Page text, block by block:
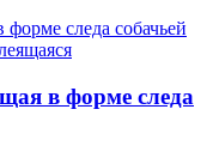
в форме следа